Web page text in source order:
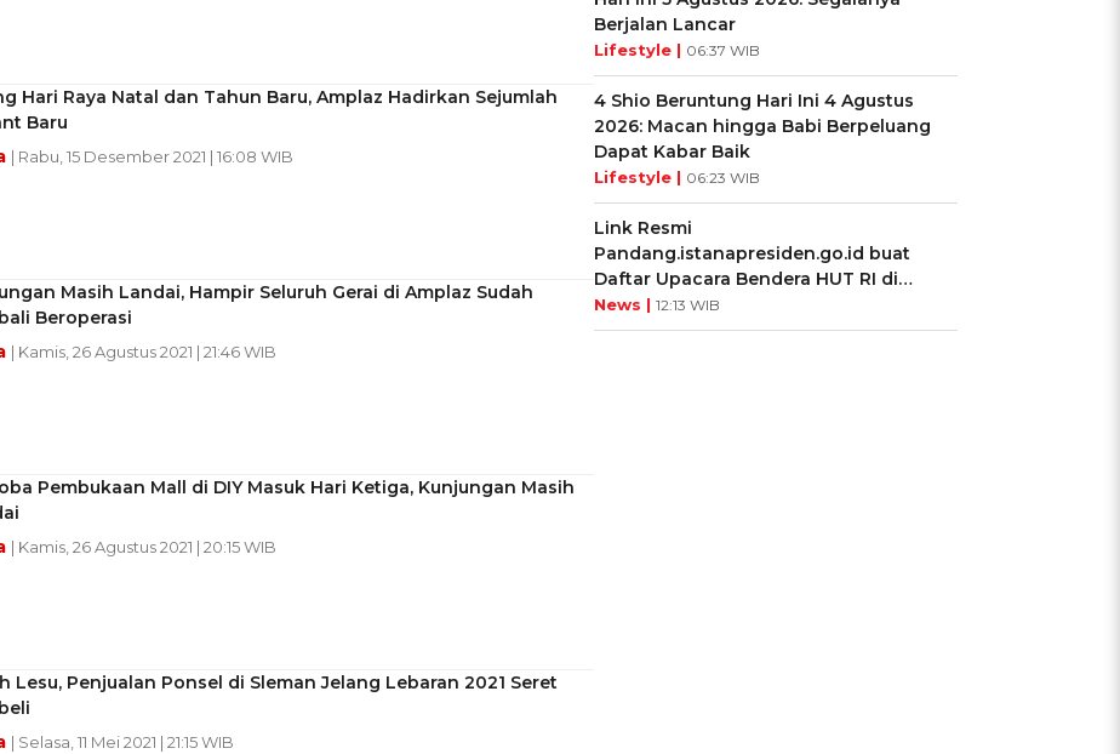
Hari Raya Natal dan Tahun Baru, Amplaz Hadirkan Sejumlah
Baru
| Rabu, 15 Desember 2021 | 16:08 WIB
Masih Landai, Hampir Seluruh Gerai di Amplaz Sudah
Beroperasi
| Kamis, 26 Agustus 2021 | 21:46 WIB
Pembukaan Mall di DIY Masuk Hari Ketiga, Kunjungan Masih
| Kamis, 26 Agustus 2021 | 20:15 WIB
Lesu, Penjualan Ponsel di Sleman Jelang Lebaran 2021 Seret
| Selasa, 11 Mei 2021 | 21:15 WIB
Berjalan Lancar
Lifestyle | 06:37 WIB
4 Shio Beruntung Hari Ini 4 Agustus
2026: Macan hingga Babi Berpeluang
Dapat Kabar Baik
Lifestyle | 06:23 WIB
Link Resmi
Pandang.istanapresiden.go.id buat
Daftar Upacara Bendera HUT RI di
Istana Negara
News | 12:13 WIB